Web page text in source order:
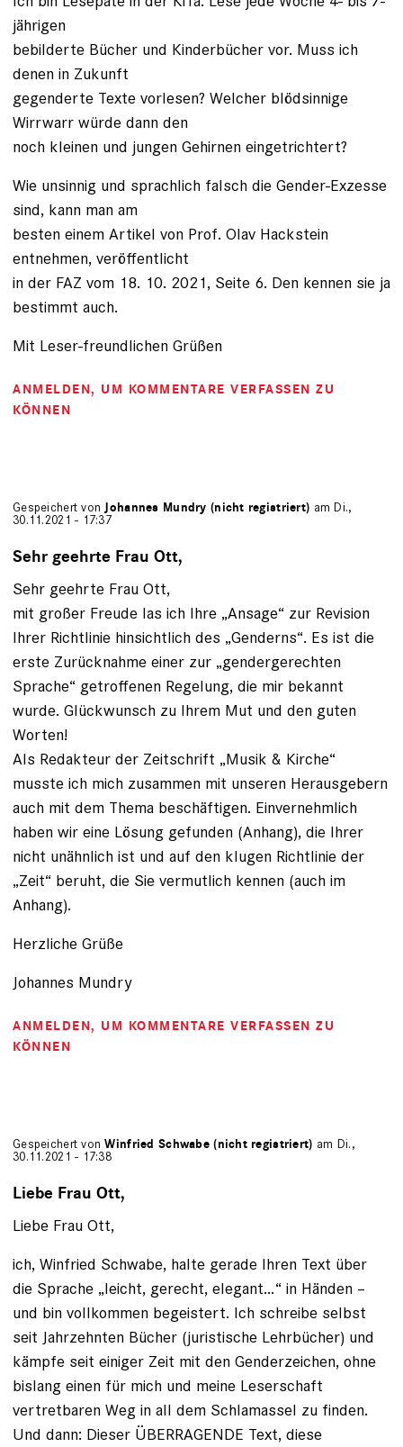
jährigen
bebilderte Bücher und Kinderbücher vor. Muss ich
denen in Zukunft
gegenderte Texte vorlesen? Welcher blödsinnige
Wirrwarr würde dann den
noch kleinen und jungen Gehirnen eingetrichtert?
Wie unsinnig und sprachlich falsch die Gender-Exzesse
sind, kann man am
besten einem Artikel von Prof. Olav Hackstein
entnehmen, veröffentlicht
in der FAZ vom 18. 10. 2021, Seite 6. Den kennen sie ja
bestimmt auch.
Mit Leser-freundlichen Grüßen
ANMELDEN, UM KOMMENTARE VERFASSEN ZU
KÖNNEN
Gespeichert von Johannes Mundry (nicht registriert) am Di.,
30.11.2021 - 17:37
Sehr geehrte Frau Ott,
Sehr geehrte Frau Ott,
mit großer Freude las ich Ihre „Ansage“ zur Revision
Ihrer Richtlinie hinsichtlich des „Genderns“. Es ist die
erste Zurücknahme einer zur „gendergerechten
Sprache“ getroffenen Regelung, die mir bekannt
wurde. Glückwunsch zu Ihrem Mut und den guten
Worten!
Als Redakteur der Zeitschrift „Musik & Kirche“
musste ich mich zusammen mit unseren Herausgebern
auch mit dem Thema beschäftigen. Einvernehmlich
haben wir eine Lösung gefunden (Anhang), die Ihrer
nicht unähnlich ist und auf den klugen Richtlinie der
„Zeit“ beruht, die Sie vermutlich kennen (auch im
Anhang).
Herzliche Grüße
Johannes Mundry
ANMELDEN, UM KOMMENTARE VERFASSEN ZU
KÖNNEN
Gespeichert vonWinfried Schwabe (nicht registriert) am Di.,
30.11.2021 - 17:38
Liebe Frau Ott,
Liebe Frau Ott,
ich, Winfried Schwabe, halte gerade Ihren Text über
die Sprache „leicht, gerecht, elegant…“ in Händen –
und bin vollkommen begeistert. Ich schreibe selbst
seit Jahrzehnten Bücher (juristische Lehrbücher) und
kämpfe seit einiger Zeit mit den Genderzeichen, ohne
bislang einen für mich und meine Leserschaft
vertretbaren Weg in all dem Schlamassel zu finden.
Und dann: Dieser ÜBERRAGENDE Text, diese